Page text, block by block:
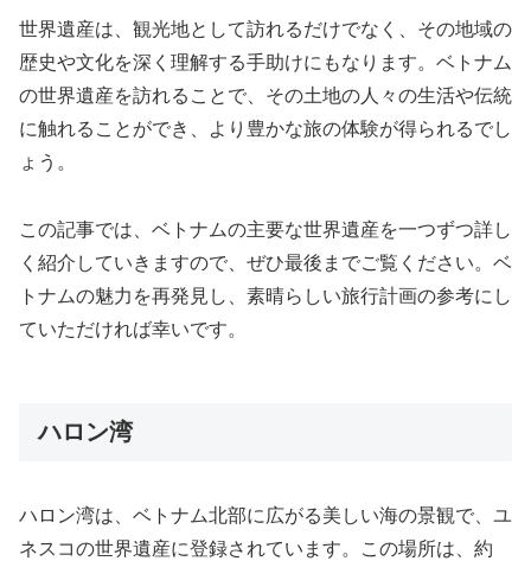
世界遺産は、観光地として訪れるだけでなく、その地域の
歴史や文化を深く理解する手助けにもなります。ベトナム
の世界遺産を訪れることで、その土地の人々の生活や伝統
に触れることができ、より豊かな旅の体験が得られるでし
ょう。
この記事では、ベトナムの主要な世界遺産を一つずつ詳し
く紹介していきますので、ぜひ最後までご覧ください。ベ
トナムの魅力を再発見し、素晴らしい旅行計画の参考にし
ていただければ幸いです。
ハロン湾
ハロン湾は、ベトナム北部に広がる美しい海の景観で、ユ
ネスコの世界遺産に登録されています。この場所は、約